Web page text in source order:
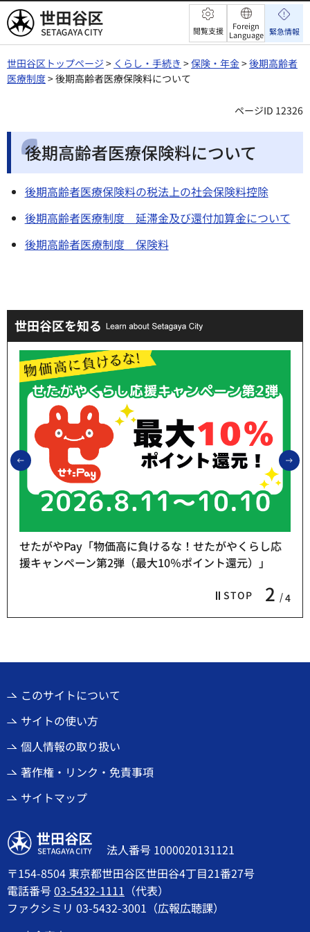
世田谷区 閲覧支援
Foreign
Language 緊急情報
世田谷区トップページ > くらし・手続き >保険・年金>後期高齢者
医療制度> 後期高齢者医療保険料について
ページID 12326
後期高齢者医療保険料について
後期高齢者医療保険料の税法上の社会保険料控除
後期高齢者医療制度 延滞金及び還付加算金について
後期高齢者医療制度 保険料
世田谷区を知る
前のスライドを表示
STOP 2 4
せたがやPay「物価高に負けるな！せたがやくらし応
援キャンペーン第2弾（最大10％ポイント還元）」
このサイトについて
サイトの使い方
個人情報の取り扱い
著作権・リンク・免責事項
サイトマップ
世田谷区
法人番号 1000020131121
〒154-8504 東京都世田谷区世田谷4丁目21番27号
電話番号03-5432-1111 （代表）
ファクシミリ 03-5432-3001（広報広聴課）